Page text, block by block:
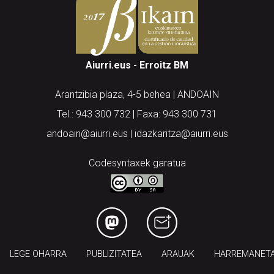
Aiurri.eus - Erroitz BM
Arantzibia plaza, 4-5 behea | ANDOAIN
Tel.: 943 300 732 | Faxa: 943 300 731
andoain@aiurri.eus | idazkaritza@aiurri.eus
Codesyntaxek garatua
LEGE OHARRA PUBLIZITATEA ARAUAK